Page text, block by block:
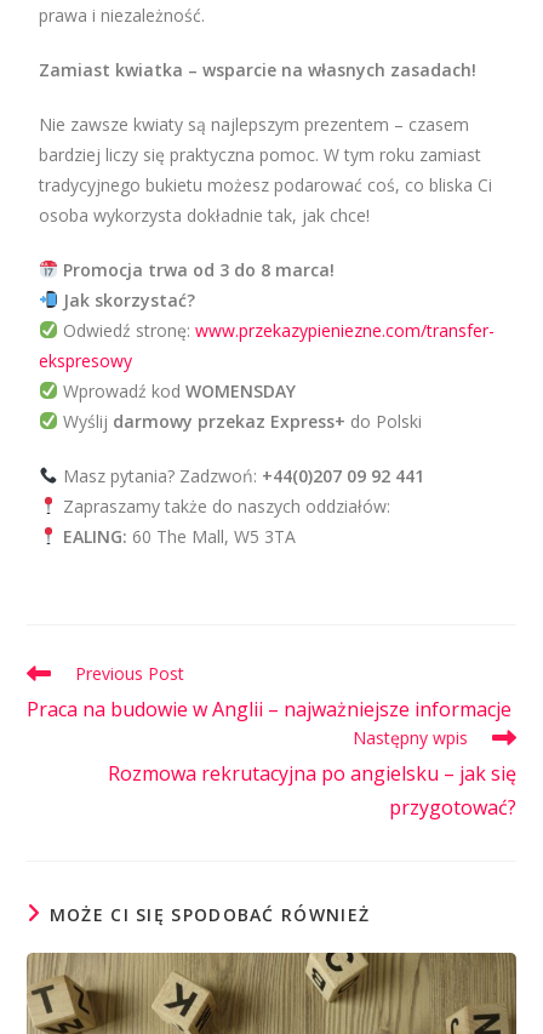
prawa i niezależność.
Zamiast kwiatka – wsparcie na własnych zasadach!
Nie zawsze kwiaty są najlepszym prezentem – czasem
bardziej liczy się praktyczna pomoc. W tym roku zamiast
tradycyjnego bukietu możesz podarować coś, co bliska Ci
osoba wykorzysta dokładnie tak, jak chce!
Promocja trwa od 3 do 8 marca!
Jak skorzystać?
Odwiedź stronę:www.przekazypieniezne.com/transfer-
ekspresowy
Wprowadź kodWOMENSDAY
Wyślij darmowy przekaz Express+ do Polski
Masz pytania? Zadzwoń: +44(0)207 09 92 441
Zapraszamy także do naszych oddziałów:
EALING: 60 The Mall, W5 3TA
Previous Post
Praca na budowie w Anglii – najważniejsze informacje
Następny wpis
Rozmowa rekrutacyjna po angielsku – jak się
przygotować?
MOŻE CI SIĘ SPODOBAĆ RÓWNIEŻ